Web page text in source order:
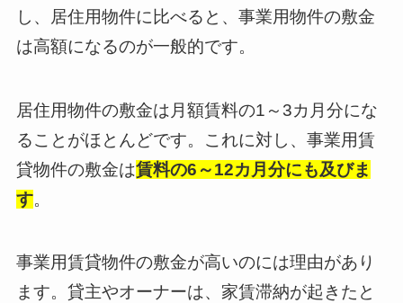
し、居住用物件に比べると、事業用物件の敷金
は高額になるのが一般的です。
居住用物件の敷金は月額賃料の1～3カ月分にな
ることがほとんどです。これに対し、事業用賃
貸物件の敷金は賃料の6～12カ月分にも及びま
す。
事業用賃貸物件の敷金が高いのには理由があり
ます。貸主やオーナーは、家賃滞納が起きたと